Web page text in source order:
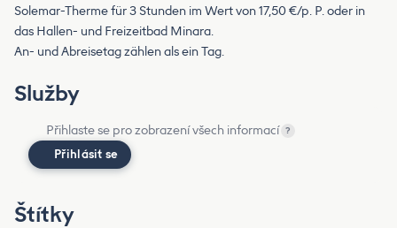
Solemar-Therme für 3 Stunden im Wert von 17,50 €/p. P. oder in
das Hallen- und Freizeitbad Minara.
An- und Abreisetag zählen als ein Tag.
Služby
Přihlaste se pro zobrazení všech informací ?
Přihlásit se
Štítky